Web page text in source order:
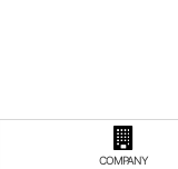
COMPANY